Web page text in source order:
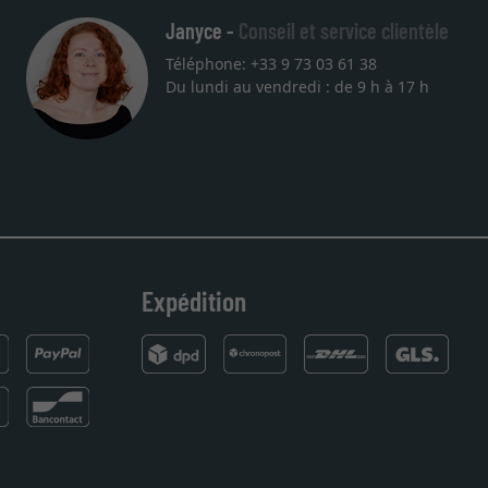
Janyce - Conseil et service clientèle
Téléphone: +33 9 73 03 61 38
Du lundi au vendredi : de 9 h à 17 h
Expédition